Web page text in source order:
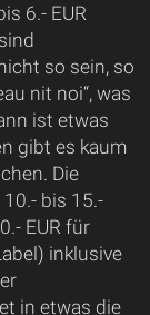
6.- EUR
so sein, so
nit noi“, was
ist etwas
gibt es kaum
Die
bis 15.-
EUR für
inklusive
in etwas die